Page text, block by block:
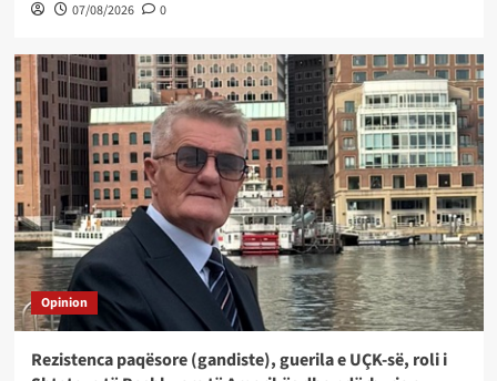
07/08/2026 0
Opinion
Rezistenca paqësore (gandiste), guerila e UÇK-së, roli i